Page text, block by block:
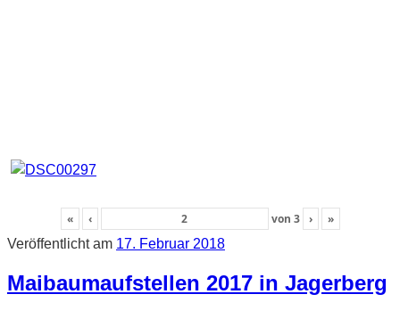
« ‹ von 3 ›
»
Veröffentlicht am 17. Februar 2018
Maibaumaufstellen 2017 in Jagerberg